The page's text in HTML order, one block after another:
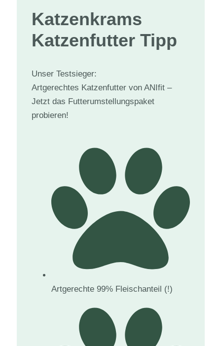
Katzenkrams
Katzenfutter Tipp
Unser Testsieger:
Artgerechtes Katzenfutter von ANIfit –
Jetzt das Futterumstellungspaket
probieren!
Artgerechte 99% Fleischanteil (!)